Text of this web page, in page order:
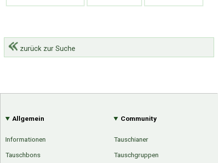
zurück zur Suche
Allgemein
Informationen
Tauschbons
Community
Tauschianer
Tauschgruppen